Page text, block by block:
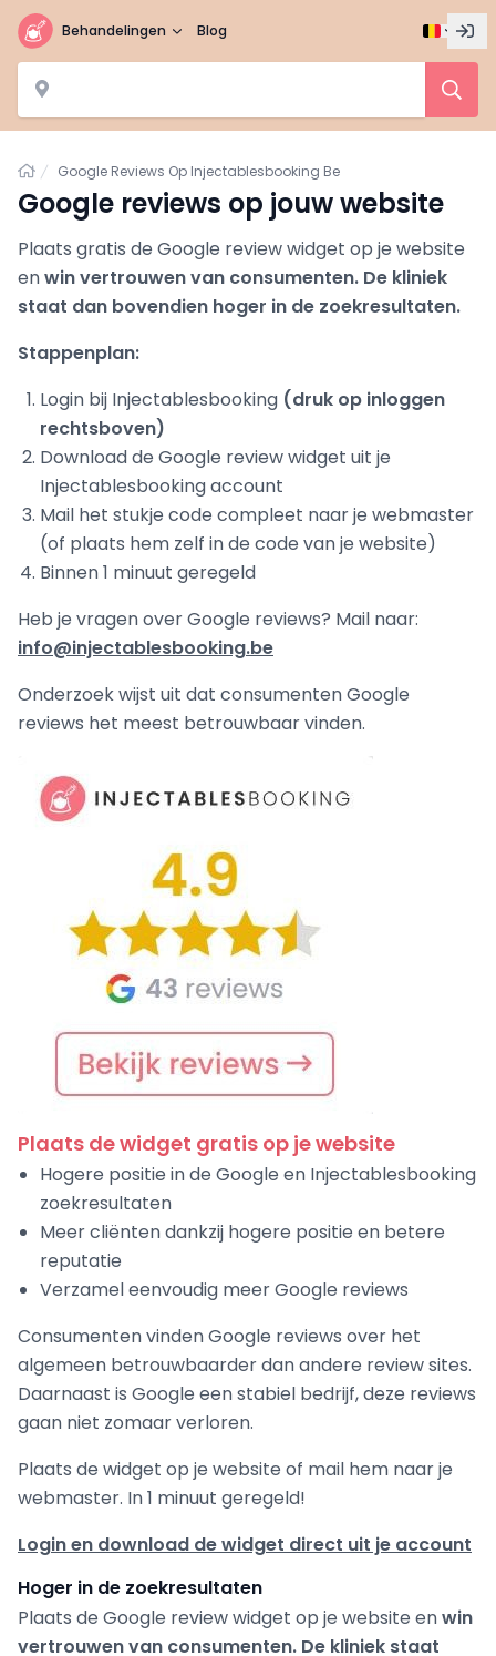
Behandelingen Blog
HomeGoogle Reviews Op Injectablesbooking Be
Google reviews op jouw website
Plaats gratis de Google review widget op je website
enwin vertrouwen van consumenten. De kliniek
staat dan bovendien hoger in de zoekresultaten.
Stappenplan:
Login bij Injectablesbooking (druk op inloggen
rechtsboven)
Download de Google review widget uit je
Injectablesbooking account
Mail het stukje code compleet naar je webmaster
(of plaats hem zelf in de code van je website)
Binnen 1 minuut geregeld
Heb je vragen over Google reviews? Mail naar:
info@injectablesbooking.be
Onderzoek wijst uit dat consumenten Google
reviews het meest betrouwbaar vinden.
Plaats de widget gratis op je website
Hogere positie in de Google en Injectablesbooking
zoekresultaten
Meer cliënten dankzij hogere positie en betere
reputatie
Verzamel eenvoudig meer Google reviews
Consumenten vinden Google reviews over het
algemeen betrouwbaarder dan andere review sites.
Daarnaast is Google een stabiel bedrijf, deze reviews
gaan niet zomaar verloren.
Plaats de widget op je website of mail hem naar je
webmaster. In 1 minuut geregeld!
Login en download de widget direct uit je account
Hoger in de zoekresultaten
Plaats de Google review widget op je website enwin
vertrouwen van consumenten. De kliniek staat